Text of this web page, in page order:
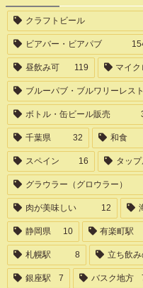
クラフトビール
ビアバー・ビアパブ
昼飲み可 119 マイ
ブルーパブ・ブルワリーレス
ボトル・缶ビール販売
千葉県 32 和食
スペイン 16 タッ
グラウラー（グロウラー）
肉が美味しい 12
静岡県 10 有楽町駅
札幌駅 8 立ち飲
銀座駅 7 バスク地方